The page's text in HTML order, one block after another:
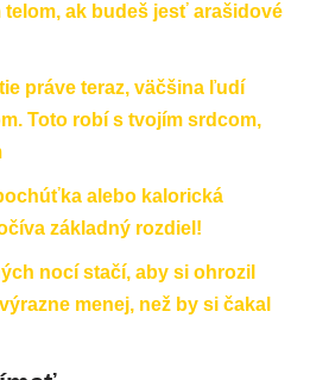
telom, ak budeš jesť arašidové
práve teraz, väčšina ľudí
Toto robí s tvojím srdcom,
alebo kalorická
základný rozdiel!
nocí stačí, aby si ohrozil
menej, než by si čakal